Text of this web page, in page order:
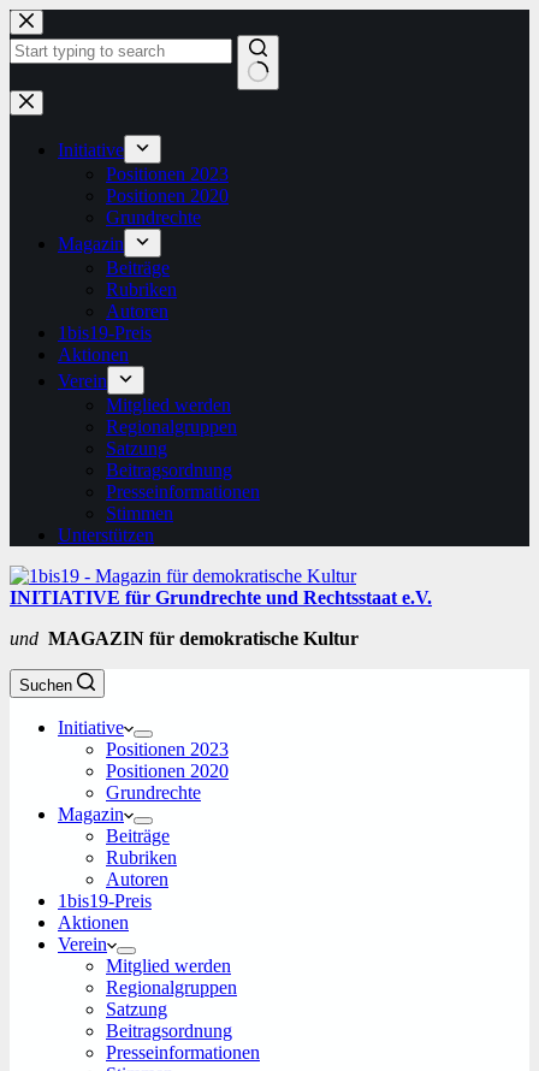
Zum
Inhalt
springen
Keine
Ergebnisse
Initiative
Positionen 2023
Positionen 2020
Grundrechte
Magazin
Beiträge
Rubriken
Autoren
1bis19-Preis
Aktionen
Verein
Mitglied werden
Regionalgruppen
Satzung
Beitragsordnung
Presseinformationen
Stimmen
Unterstützen
INITIATIVE für Grundrechte und Rechtsstaat e.V.
und MAGAZIN für demokratische Kultur
Suchen
Initiative
Positionen 2023
Positionen 2020
Grundrechte
Magazin
Beiträge
Rubriken
Autoren
1bis19-Preis
Aktionen
Verein
Mitglied werden
Regionalgruppen
Satzung
Beitragsordnung
Presseinformationen